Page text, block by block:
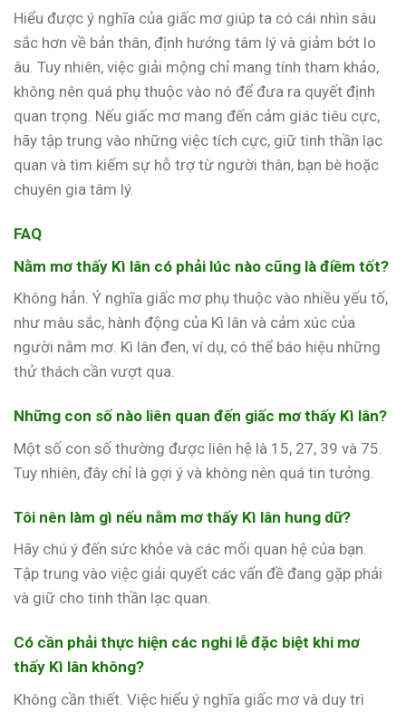
Hiểu được ý nghĩa của giấc mơ giúp ta có cái nhìn sâu
sắc hơn về bản thân, định hướng tâm lý và giảm bớt lo
âu. Tuy nhiên, việc giải mộng chỉ mang tính tham khảo,
không nên quá phụ thuộc vào nó để đưa ra quyết định
quan trọng. Nếu giấc mơ mang đến cảm giác tiêu cực,
hãy tập trung vào những việc tích cực, giữ tinh thần lạc
quan và tìm kiếm sự hỗ trợ từ người thân, bạn bè hoặc
chuyên gia tâm lý.
FAQ
Nằm mơ thấy Kì lân có phải lúc nào cũng là điềm tốt?
Không hẳn. Ý nghĩa giấc mơ phụ thuộc vào nhiều yếu tố,
như màu sắc, hành động của Kì lân và cảm xúc của
người nằm mơ. Kì lân đen, ví dụ, có thể báo hiệu những
thử thách cần vượt qua.
Những con số nào liên quan đến giấc mơ thấy Kì lân?
Một số con số thường được liên hệ là 15, 27, 39 và 75.
Tuy nhiên, đây chỉ là gợi ý và không nên quá tin tưởng.
Tôi nên làm gì nếu nằm mơ thấy Kì lân hung dữ?
Hãy chú ý đến sức khỏe và các mối quan hệ của bạn.
Tập trung vào việc giải quyết các vấn đề đang gặp phải
và giữ cho tinh thần lạc quan.
Có cần phải thực hiện các nghi lễ đặc biệt khi mơ
thấy Kì lân không?
Không cần thiết. Việc hiểu ý nghĩa giấc mơ và duy trì